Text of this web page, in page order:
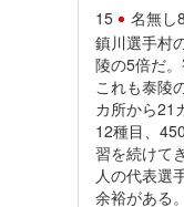
15 名無し
鎮川選手村
陵の5倍だ
これも泰陵
カ所から21
12種目、
習を続けて
人の代表選
余裕がある。